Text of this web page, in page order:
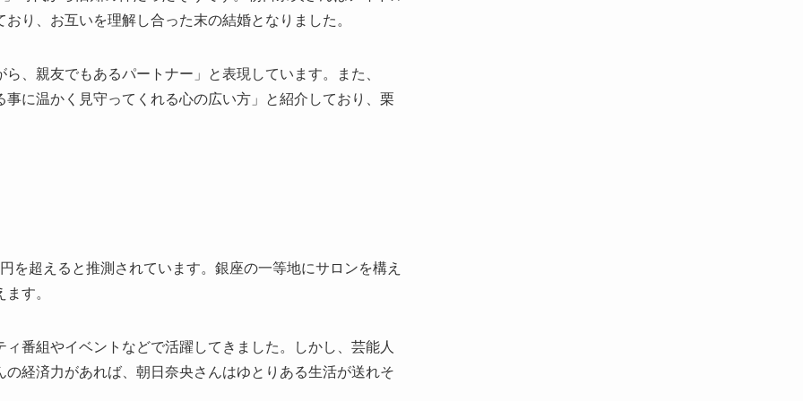
り、お互いを理解し合った末の結婚となりました。
、親友でもあるパートナー」と表現しています。また、
に温かく見守ってくれる心の広い方」と紹介しており、栗
を超えると推測されています。銀座の一等地にサロンを構え
す。
番組やイベントなどで活躍してきました。しかし、芸能人
経済力があれば、朝日奈央さんはゆとりある生活が送れそ